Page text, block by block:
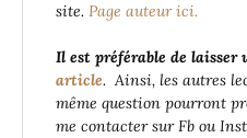
site. Page auteur ici.
Il est préférable de laisser
article. Ainsi, les autres
même question pourront
me contacter sur Fb ou